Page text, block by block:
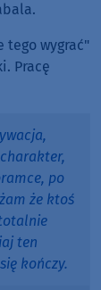
tego wygrać"
Pracę
po
że ktoś
ten
kończy.